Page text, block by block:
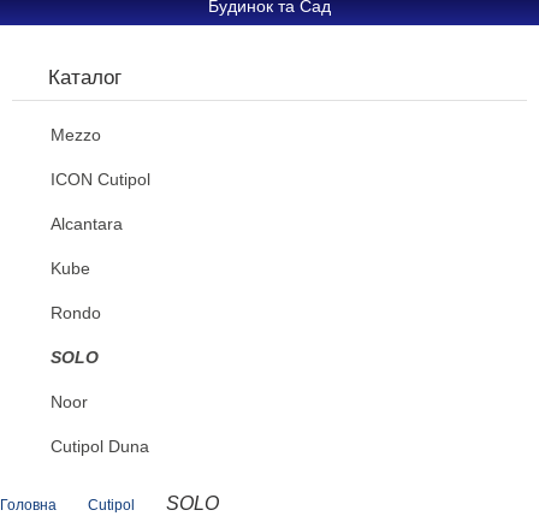
Будинок та Сад
Каталог
Mezzo
ICON Cutipol
Alcantara
Kube
Rondo
SOLO
Noor
Cutipol Duna
Головна Cutipol SOLO